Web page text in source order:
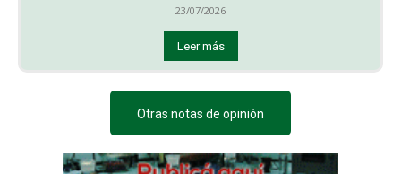
23/07/2026
Leer más
Otras notas de opinión